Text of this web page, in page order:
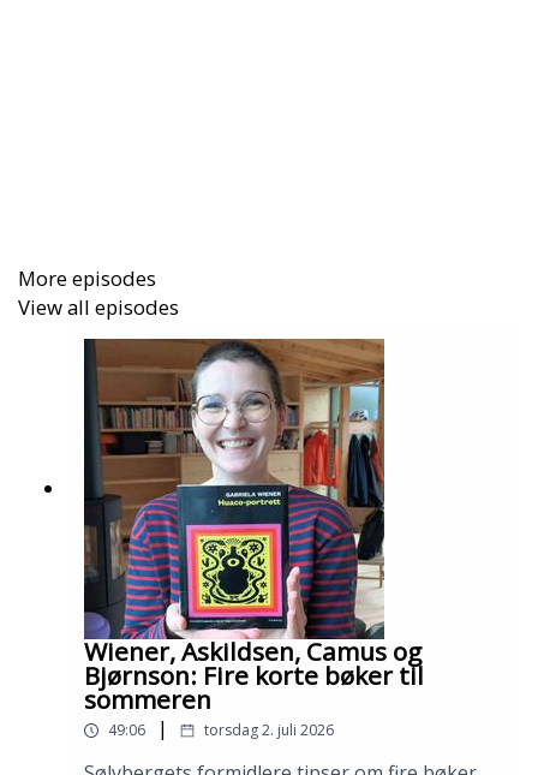
More episodes
View all episodes
Wiener, Askildsen, Camus og
Bjørnson: Fire korte bøker til
sommeren
49:06 | torsdag 2. juli 2026